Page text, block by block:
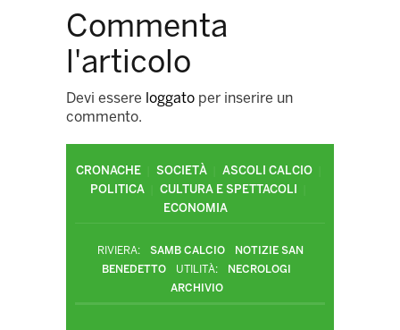
Commenta
l'articolo
Devi essere loggato per inserire un
commento.
CRONACHE SOCIETÀ
ASCOLI CALCIO
POLITICA
CULTURA E SPETTACOLI
ECONOMIA
RIVIERA: SAMB CALCIO
NOTIZIE SAN
BENEDETTO
UTILITÀ:
NECROLOGI
ARCHIVIO